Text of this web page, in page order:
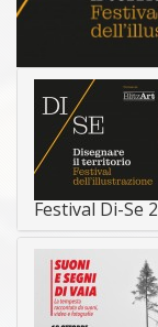
Festival Di-Se